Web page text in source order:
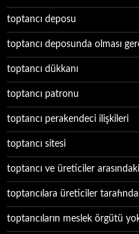
toptancı deposu
toptancı deposunda olması
toptancı dükkanı
toptancı patronu
toptancı perakendeci ilişkileri
toptancı sitesi
toptancı ve üreticiler
toptancılara üreticiler
toptancıların meslek örgütü